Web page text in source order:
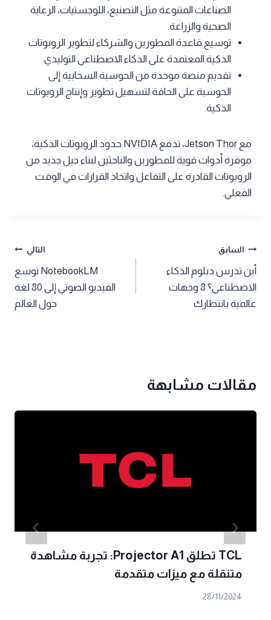
الصناعات المتنوعة مثل التصنيع، اللوجستيات، الرعاية
الصحية والزراعة.
توسيع قاعدة المطورين والشركاء لتطوير الروبوتات
الذكية المعتمدة على الذكاء الاصطناعي التوليدي.
تقديم منصة موحدة من الحوسبة السحابية إلى
الحوسبة على الحافة لتسهيل تطوير وإنتاج الروبوتات
الذكية.
مع Jetson Thor، تدفع NVIDIA حدود الروبوتات الذكية،
موفرة أدوات قوية للمطورين والباحثين لبناء جيل جديد من
الروبوتات القادرة على التفاعل واتخاذ القرارات في الوقت
الفعلي.
تصفّح
المقالات
السابق
أين تدرس دبلوم الذكاء
الاصطناعي؟ 8 وجهات
عالمية بانتظارك
التالي
NotebookLM توسع
الفيديو الصوتي إلى 80 لغة
حول العالم
مقالات مشابهة
TCL تطلق Projector A1: تجربة مشاهدة
متنقلة مع ميزات متقدمة
28/11/2024